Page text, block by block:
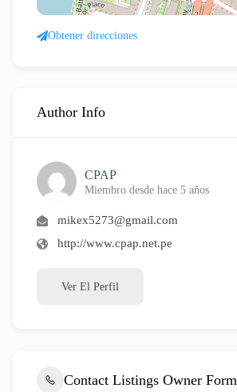
Obtener direcciones
Author Info
CPAP
Miembro desde hace 5 años
mikex5273@gmail.com
http://www.cpap.net.pe
Ver El Perfil
Contact Listings Owner Form